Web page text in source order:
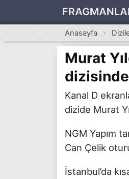
Anasayfa
Murat
Kanal D
dizide Murat
NGM Yapım
Can Çelik
İstanbul’da